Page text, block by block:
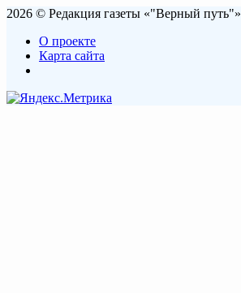
2026 © Редакция газеты «"Верный путь"»
О проекте
Карта сайта